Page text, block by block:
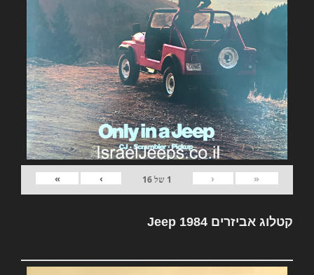
«
‹
1 של16
›
»
קטלוג אביזרים Jeep 1984